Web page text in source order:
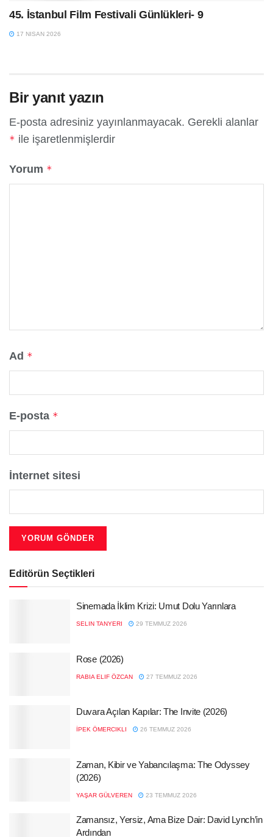
45. İstanbul Film Festivali Günlükleri- 9
17 NISAN 2026
Bir yanıt yazın
E-posta adresiniz yayınlanmayacak. Gerekli alanlar
* ile işaretlenmişlerdir
Yorum *
Ad *
E-posta *
İnternet sitesi
Editörün Seçtikleri
Sinemada İklim Krizi: Umut Dolu Yarınlara
SELIN TANYERI 29 TEMMUZ 2026
Rose (2026)
RABIA ELIF ÖZCAN 27 TEMMUZ 2026
Duvara Açılan Kapılar: The Invite (2026)
İPEK ÖMERCIKLI 26 TEMMUZ 2026
Zaman, Kibir ve Yabancılaşma: The Odyssey
(2026)
YAŞAR GÜLVEREN 23 TEMMUZ 2026
Zamansız, Yersiz, Ama Bize Dair: David Lynch’in
Ardından